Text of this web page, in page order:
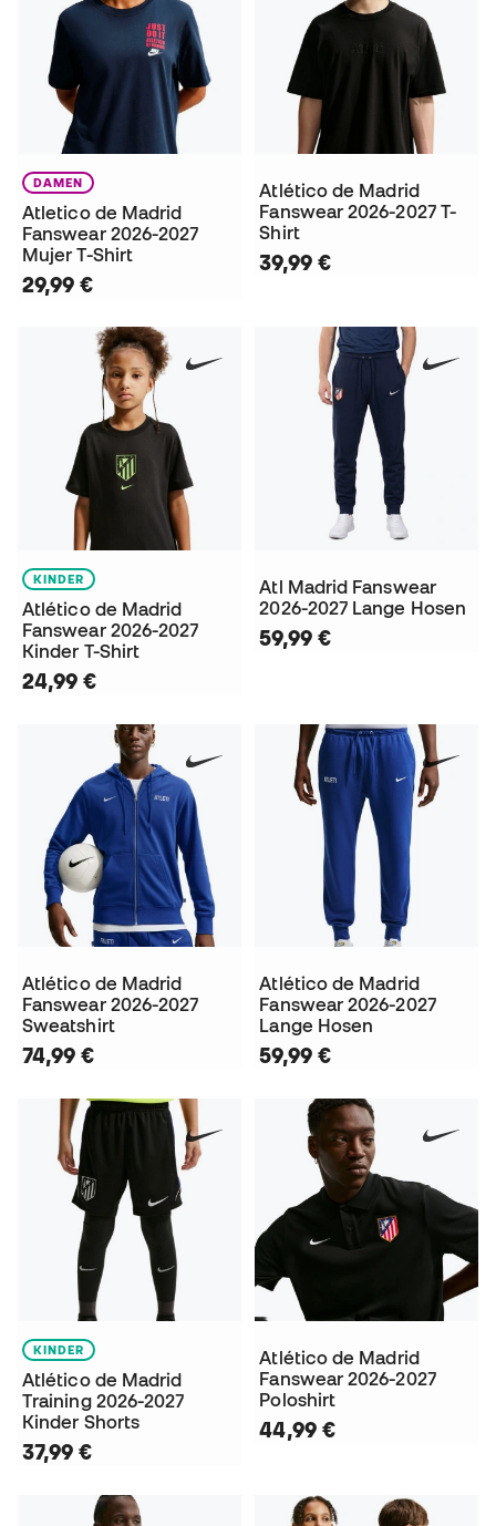
DAMEN
Atletico de Madrid
Fanswear 2026-2027
Mujer T-Shirt
29,99 €
Atlético de Madrid
Fanswear 2026-2027 T-
Shirt
39,99 €
KINDER
Atlético de Madrid
Fanswear 2026-2027
Kinder T-Shirt
24,99 €
Atl Madrid Fanswear
2026-2027 Lange Hosen
59,99 €
Atlético de Madrid
Fanswear 2026-2027
Sweatshirt
74,99 €
Atlético de Madrid
Fanswear 2026-2027
Lange Hosen
59,99 €
KINDER
Atlético de Madrid
Training 2026-2027
Kinder Shorts
37,99 €
Atlético de Madrid
Fanswear 2026-2027
Poloshirt
44,99 €